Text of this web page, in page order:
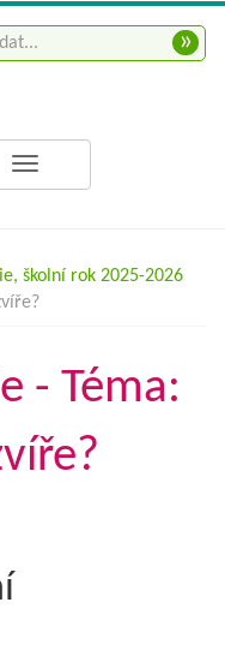
»
školní rok 2025-2026
- Téma: